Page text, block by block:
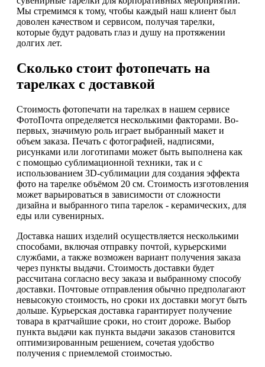
Мы стремимся к тому, чтобы каждый наш клиент был
доволен качеством и сервисом, получая тарелки,
которые будут радовать глаз и душу на протяжении
долгих лет.
Сколько стоит фотопечать на
тарелках с доставкой
Стоимость фотопечати на тарелках в нашем сервисе
ФотоПочта определяется несколькими факторами. Во-
первых, значимую роль играет выбранный макет и
объем заказа. Печать с фотографией, надписями,
рисунками или логотипами может быть выполнена как
с помощью сублимационной техники, так и с
использованием 3D-сублимации для создания эффекта
фото на тарелке объёмом 20 см. Стоимость изготовления
может варьироваться в зависимости от сложности
дизайна и выбранного типа тарелок - керамических, для
еды или сувенирных.
Доставка наших изделий осуществляется несколькими
способами, включая отправку почтой, курьерскими
службами, а также возможен вариант получения заказа
через пункты выдачи. Стоимость доставки будет
рассчитана согласно весу заказа и выбранному способу
доставки. Почтовые отправления обычно предполагают
невысокую стоимость, но сроки их доставки могут быть
дольше. Курьерская доставка гарантирует получение
товара в кратчайшие сроки, но стоит дороже. Выбор
пункта выдачи как пункта выдачи заказов становится
оптимизированным решением, сочетая удобство
получения с приемлемой стоимостью.